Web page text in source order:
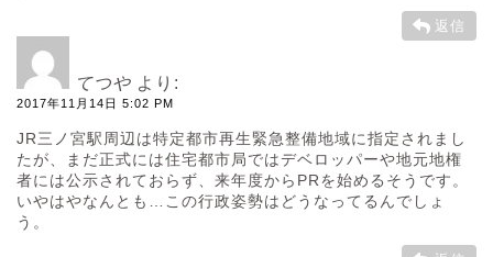
返信
てつや より:
2017年11月14日 5:02 PM
JR三ノ宮駅周辺は特定都市再生緊急整備地域に指定されまし
たが、まだ正式には住宅都市局ではデベロッパーや地元地権
者には公示されておらず、来年度からPRを始めるそうです。
いやはやなんとも…この行政姿勢はどうなってるんでしょ
う。